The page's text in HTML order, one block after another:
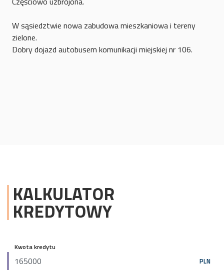
W sąsiedztwie nowa zabudowa mieszkaniowa i tereny
zielone.
Dobry dojazd autobusem komunikacji miejskiej nr 106.
KALKULATOR
KREDYTOWY
Kwota kredytu
PLN